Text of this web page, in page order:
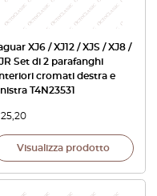
XJ6 / XJ12 / XJS / XJ8 /
Set di 2 parafanghi
cromati destra e
T4N23531
25,20
Visualizza prodotto